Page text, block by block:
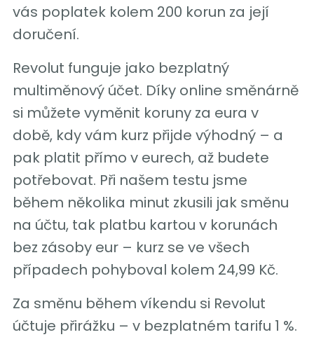
vás poplatek kolem 200 korun za její
doručení.
Revolut funguje jako bezplatný
multiměnový účet. Díky online směnárně
si můžete vyměnit koruny za eura v
době, kdy vám kurz přijde výhodný – a
pak platit přímo v eurech, až budete
potřebovat. Při našem testu jsme
během několika minut zkusili jak směnu
na účtu, tak platbu kartou v korunách
bez zásoby eur – kurz se ve všech
případech pohyboval kolem 24,99 Kč.
Za směnu během víkendu si Revolut
účtuje přirážku – v bezplatném tarifu 1 %.